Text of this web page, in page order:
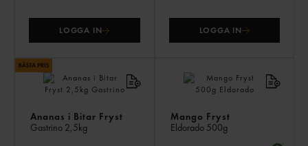
LOGGA IN LOGGA IN
Ananas i Bitar Fryst
Gastrino 2,5kg
Mango Fryst
Eldorado 500g